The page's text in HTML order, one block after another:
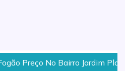
Preço No Bairro Jardim